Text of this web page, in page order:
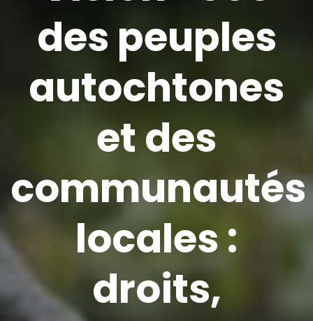
des peuples
autochtones
et des
communautés
locales :
droits,